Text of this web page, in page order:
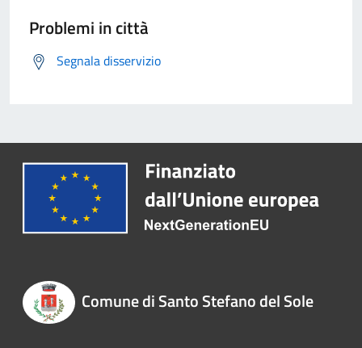
Problemi in città
Segnala disservizio
Comune di Santo Stefano del Sole